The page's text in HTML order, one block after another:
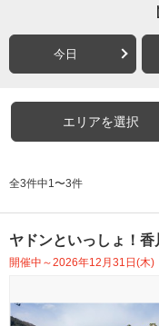
今日
エリアを選択
全3件中1〜3件
ヤドンといっしょ！
開催中～2026年12月31日(木)